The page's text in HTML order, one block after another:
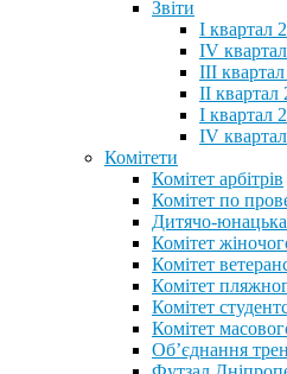
Звіти
I квартал
IV
III
II квартал
I квартал
IV
Комітети
Комітет арбітрів
Комітет по
Дитячо-юнацька
Комітет
Комітет
Комітет
Комітет
Комітет
Обʼєднання